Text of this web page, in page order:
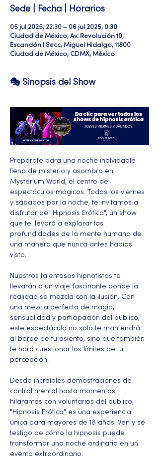
Sede | Fecha | Horarios
05 jul 2025, 22:30 – 06 jul 2025, 0:30
Ciudad de México, Av. Revolución 10,
Escandón I Secc, Miguel Hidalgo, 11800
Ciudad de México, CDMX, México
🎭 Sinopsis del Show
Prepárate para una noche inolvidable
llena de misterio y asombro en
Mysterium World, el centro de
espectáculos mágicos. Todos los viernes
y sábados por la noche, te invitamos a
disfrutar de "Hipnosis Erótica", un show
que te llevará a explorar las
profundidades de la mente humana de
una manera que nunca antes habías
visto.
Nuestros talentosos hipnotistas te
llevarán a un viaje fascinante donde la
realidad se mezcla con la ilusión. Con
una mezcla perfecta de magia,
sensualidad y participación del público,
este espectáculo no solo te mantendrá
al borde de tu asiento, sino que también
te hará cuestionar los límites de tu
percepción.
Desde increíbles demostraciones de
control mental hasta momentos
hilarantes con voluntarios del público,
"Hipnosis Erótica" es una experiencia
única para mayores de 18 años. Ven y sé
testigo de cómo la hipnosis puede
transformar una noche ordinaria en un
evento extraordinario.